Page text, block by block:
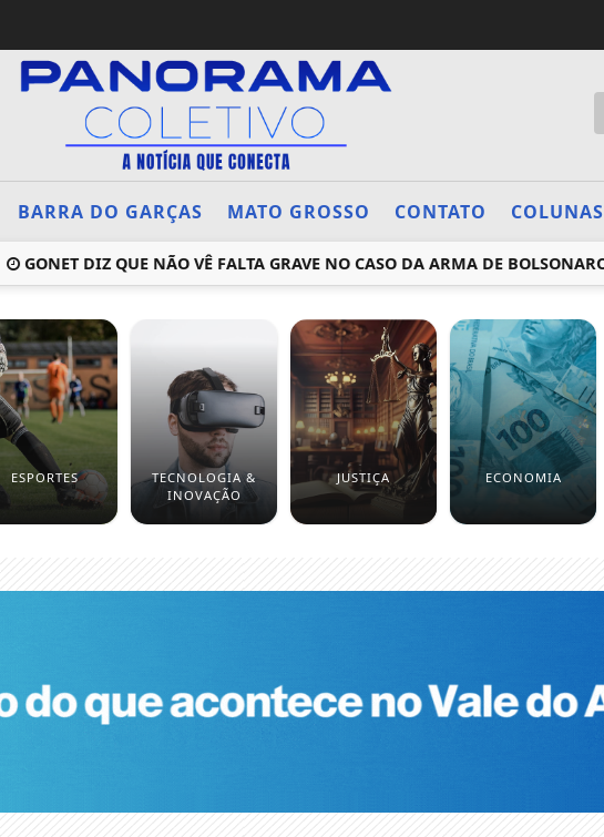
BARRA DO GARÇAS MATO GROSSO CONTATO COLUNAS
DIZ QUE NÃO VÊ FALTA GRAVE NO CASO DA ARMA DE BOLSONARO
ESPORTES
TECNOLOGIA &
INOVAÇÃO
JUSTIÇA ECONOMIA